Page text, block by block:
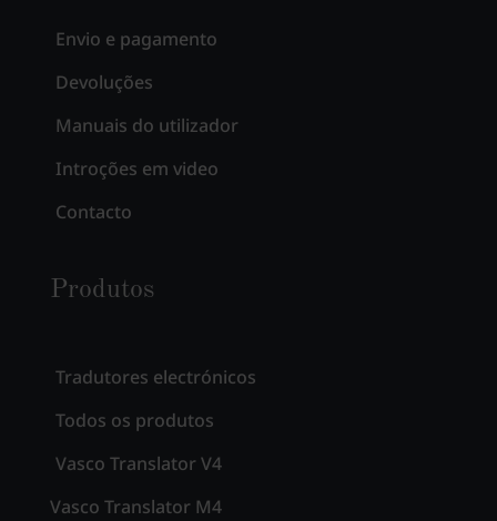
Envio e pagamento
Devoluções
Manuais do utilizador
Introções em video
Contacto
Produtos
Tradutores electrónicos
Todos os produtos
Vasco Translator V4
Vasco Translator M4